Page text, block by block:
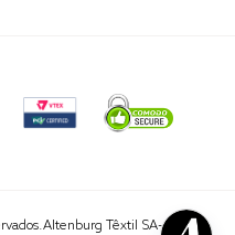
Têxtil SA- CNPJ